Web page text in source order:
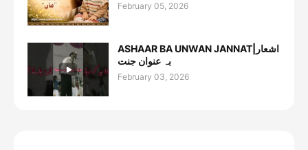
February 05, 2026
ASHAAR BA UNWAN JANNAT|اشعار
بہ عنوان جنت
February 03, 2026